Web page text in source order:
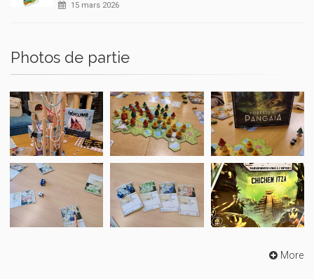
15 mars 2026
Photos de partie
More